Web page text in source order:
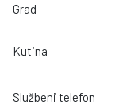
Grad
Kutina
Službeni telefon